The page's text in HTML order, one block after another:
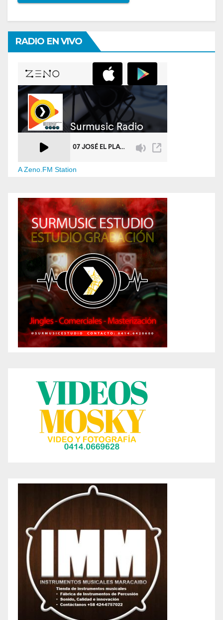
RADIO EN VIVO
A Zeno.FM Station